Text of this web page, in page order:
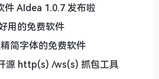
化带出主题，避免套路化开头
领域用手术器械清点案例（效
结合毫米波雷达技术 3. **技
跨模态识别、多光谱识别等专
件 AIdea 1.0.7 发布啦
用的免费软件
简字体的免费软件
源 http(s) /ws(s) 抓包工具